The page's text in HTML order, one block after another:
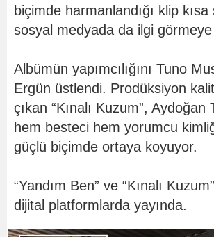
biçimde harmanlandığı klip
sosyal medyada da ilgi görmeye
Albümün yapımcılığını Tuno
Ergün üstlendi. Prodüksiyon
çıkan “Kınalı Kuzum”, Aydoğan
hem besteci hem yorumcu
güçlü biçimde ortaya koyuyor.
“Yandım Ben” ve “Kınalı
dijital platformlarda yayında.